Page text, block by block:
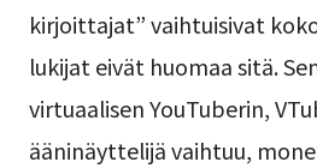
kirjoittajat” vaihtuisivat
lukijat eivät huomaa sitä.
virtuaalisen YouTuberin,
ääninäyttelijä vaihtuu,